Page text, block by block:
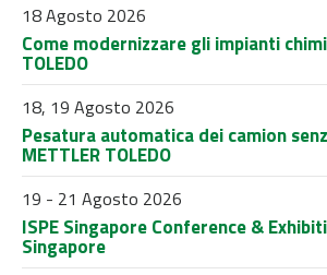
18 Agosto 2026
Come modernizzare gli impianti
TOLEDO
18, 19 Agosto 2026
Pesatura automatica dei camion
METTLER TOLEDO
19 - 21 Agosto 2026
ISPE Singapore Conference &
Singapore